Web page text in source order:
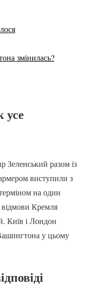
змінилась?
усе
Зеленський разом із
виступили з
на один
Кремля
Київ і Лондон
у цьому